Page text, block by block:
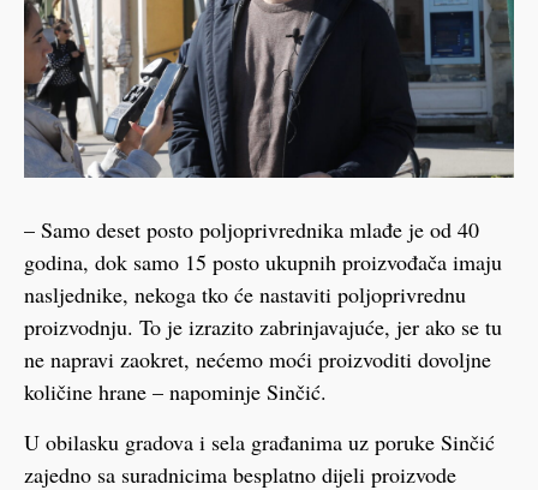
– Samo deset posto poljoprivrednika mlađe je od 40
godina, dok samo 15 posto ukupnih proizvođača imaju
nasljednike, nekoga tko će nastaviti poljoprivrednu
proizvodnju. To je izrazito zabrinjavajuće, jer ako se tu
ne napravi zaokret, nećemo moći proizvoditi dovoljne
količine hrane – napominje Sinčić.
U obilasku gradova i sela građanima uz poruke Sinčić
zajedno sa suradnicima besplatno dijeli proizvode